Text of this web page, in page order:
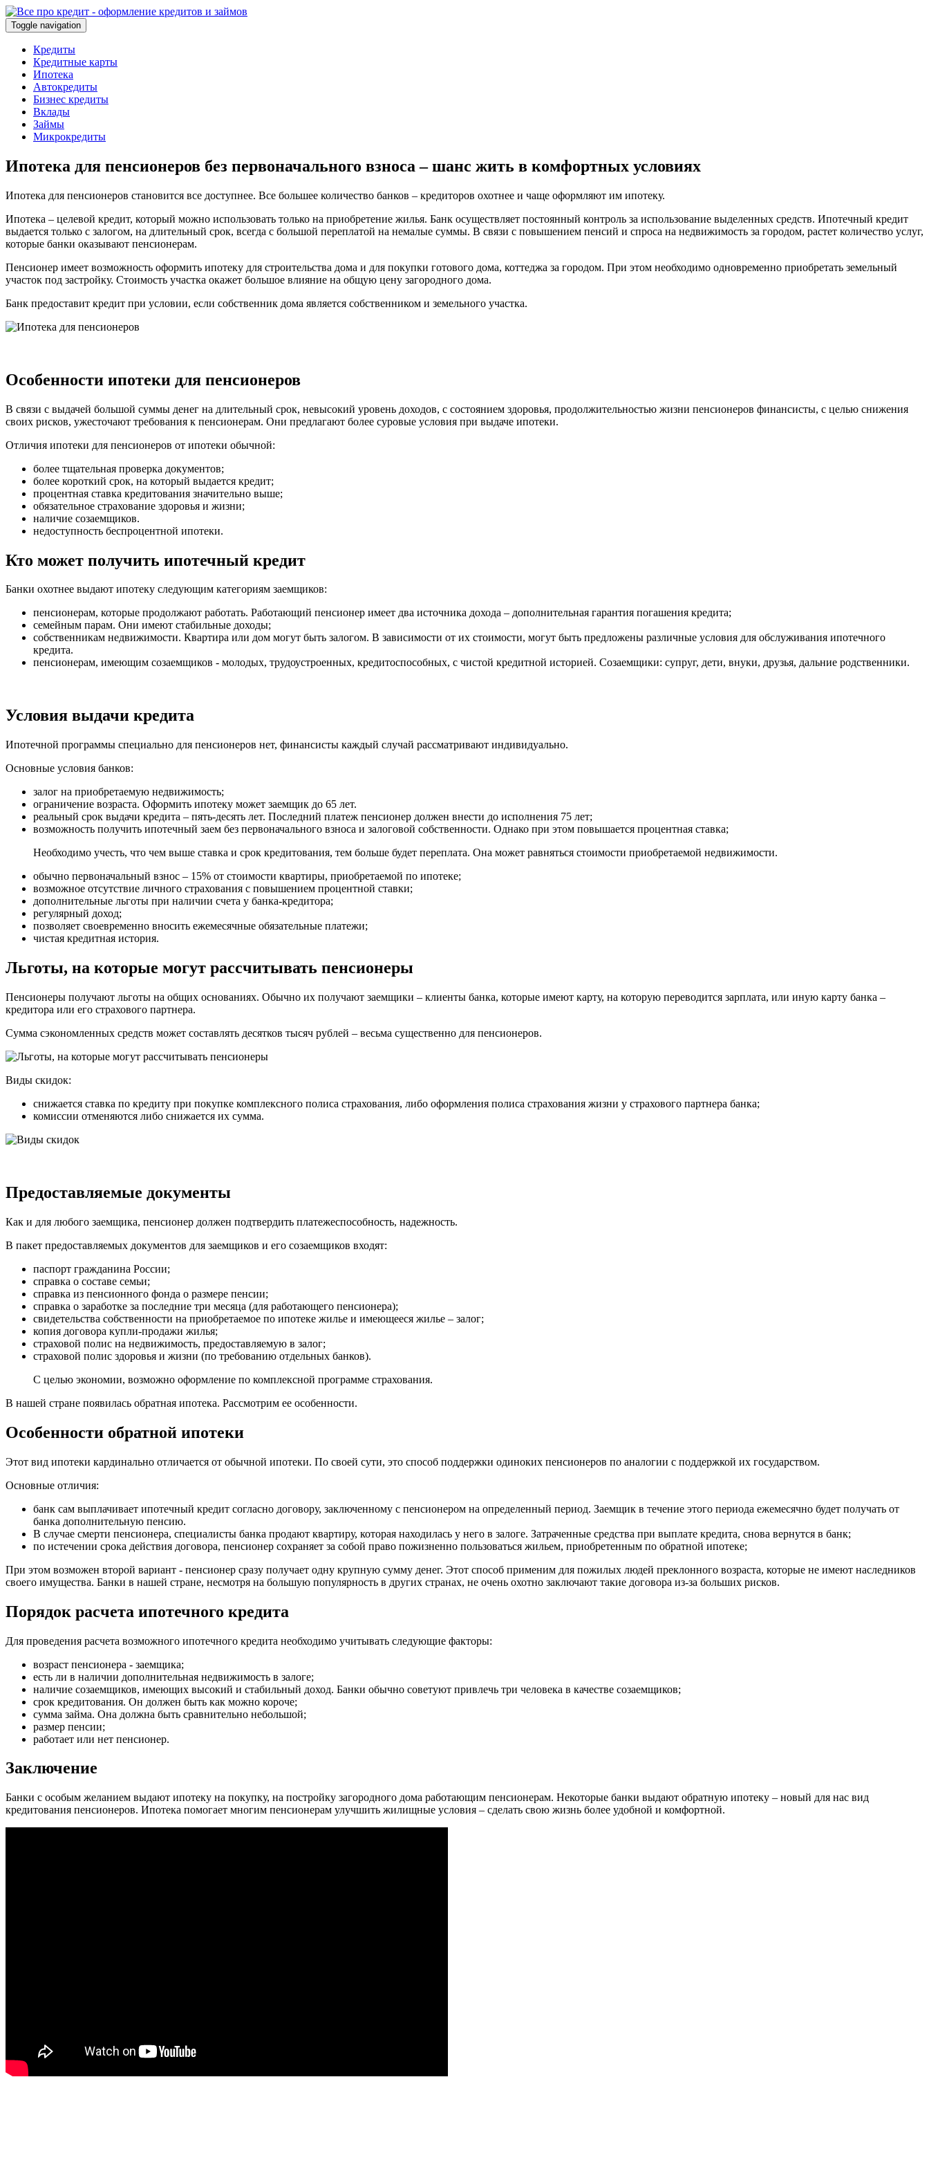
Toggle navigation
Кредиты
Кредитные карты
Ипотека
Автокредиты
Бизнес кредиты
Вклады
Займы
Микрокредиты
Ипотека для пенсионеров без первоначального взноса – шанс жить в комфортных условиях
Ипотека для пенсионеров становится все доступнее. Все большее количество банков – кредиторов охотнее и чаще оформляют им ипотеку.
Ипотека – целевой кредит, который можно использовать только на приобретение жилья. Банк осуществляет постоянный контроль за использование выделенных средств. Ипотечный кредит
выдается только с залогом, на длительный срок, всегда с большой переплатой на немалые суммы. В связи с повышением пенсий и спроса на недвижимость за городом, растет количество услуг,
которые банки оказывают пенсионерам.
Пенсионер имеет возможность оформить ипотеку для строительства дома и для покупки готового дома, коттеджа за городом. При этом необходимо одновременно приобретать земельный
участок под застройку. Стоимость участка окажет большое влияние на общую цену загородного дома.
Банк предоставит кредит при условии, если собственник дома является собственником и земельного участка.
Особенности ипотеки для пенсионеров
В связи с выдачей большой суммы денег на длительный срок, невысокий уровень доходов, с состоянием здоровья, продолжительностью жизни пенсионеров финансисты, с целью снижения
своих рисков, ужесточают требования к пенсионерам. Они предлагают более суровые условия при выдаче ипотеки.
Отличия ипотеки для пенсионеров от ипотеки обычной:
более тщательная проверка документов;
более короткий срок, на который выдается кредит;
процентная ставка кредитования значительно выше;
обязательное страхование здоровья и жизни;
наличие созаемщиков.
недоступность беспроцентной ипотеки.
Кто может получить ипотечный кредит
Банки охотнее выдают ипотеку следующим категориям заемщиков:
пенсионерам, которые продолжают работать. Работающий пенсионер имеет два источника дохода – дополнительная гарантия погашения кредита;
семейным парам. Они имеют стабильные доходы;
собственникам недвижимости. Квартира или дом могут быть залогом. В зависимости от их стоимости, могут быть предложены различные условия для обслуживания ипотечного
кредита.
пенсионерам, имеющим созаемщиков - молодых, трудоустроенных, кредитоспособных, с чистой кредитной историей. Созаемщики: супруг, дети, внуки, друзья, дальние родственники.
Условия выдачи кредита
Ипотечной программы специально для пенсионеров нет, финансисты каждый случай рассматривают индивидуально.
Основные условия банков:
залог на приобретаемую недвижимость;
ограничение возраста. Оформить ипотеку может заемщик до 65 лет.
реальный срок выдачи кредита – пять-десять лет. Последний платеж пенсионер должен внести до исполнения 75 лет;
возможность получить ипотечный заем без первоначального взноса и залоговой собственности. Однако при этом повышается процентная ставка;
Необходимо учесть, что чем выше ставка и срок кредитования, тем больше будет переплата. Она может равняться стоимости приобретаемой недвижимости.
обычно первоначальный взнос – 15% от стоимости квартиры, приобретаемой по ипотеке;
возможное отсутствие личного страхования с повышением процентной ставки;
дополнительные льготы при наличии счета у банка-кредитора;
регулярный доход;
позволяет своевременно вносить ежемесячные обязательные платежи;
чистая кредитная история.
Льготы, на которые могут рассчитывать пенсионеры
Пенсионеры получают льготы на общих основаниях. Обычно их получают заемщики – клиенты банка, которые имеют карту, на которую переводится зарплата, или иную карту банка –
кредитора или его страхового партнера.
Сумма сэкономленных средств может составлять десятков тысяч рублей – весьма существенно для пенсионеров.
Виды скидок:
снижается ставка по кредиту при покупке комплексного полиса страхования, либо оформления полиса страхования жизни у страхового партнера банка;
комиссии отменяются либо снижается их сумма.
Предоставляемые документы
Как и для любого заемщика, пенсионер должен подтвердить платежеспособность, надежность.
В пакет предоставляемых документов для заемщиков и его созаемщиков входят:
паспорт гражданина России;
справка о составе семьи;
справка из пенсионного фонда о размере пенсии;
справка о заработке за последние три месяца (для работающего пенсионера);
свидетельства собственности на приобретаемое по ипотеке жилье и имеющееся жилье – залог;
копия договора купли-продажи жилья;
страховой полис на недвижимость, предоставляемую в залог;
страховой полис здоровья и жизни (по требованию отдельных банков).
С целью экономии, возможно оформление по комплексной программе страхования.
В нашей стране появилась обратная ипотека. Рассмотрим ее особенности.
Особенности обратной ипотеки
Этот вид ипотеки кардинально отличается от обычной ипотеки. По своей сути, это способ поддержки одиноких пенсионеров по аналогии с поддержкой их государством.
Основные отличия:
банк сам выплачивает ипотечный кредит согласно договору, заключенному с пенсионером на определенный период. Заемщик в течение этого периода ежемесячно будет получать от
банка дополнительную пенсию.
В случае смерти пенсионера, специалисты банка продают квартиру, которая находилась у него в залоге. Затраченные средства при выплате кредита, снова вернутся в банк;
по истечении срока действия договора, пенсионер сохраняет за собой право пожизненно пользоваться жильем, приобретенным по обратной ипотеке;
При этом возможен второй вариант - пенсионер сразу получает одну крупную сумму денег. Этот способ применим для пожилых людей преклонного возраста, которые не имеют наследников
своего имущества. Банки в нашей стране, несмотря на большую популярность в других странах, не очень охотно заключают такие договора из-за больших рисков.
Порядок расчета ипотечного кредита
Для проведения расчета возможного ипотечного кредита необходимо учитывать следующие факторы:
возраст пенсионера - заемщика;
есть ли в наличии дополнительная недвижимость в залоге;
наличие созаемщиков, имеющих высокий и стабильный доход. Банки обычно советуют привлечь три человека в качестве созаемщиков;
срок кредитования. Он должен быть как можно короче;
сумма займа. Она должна быть сравнительно небольшой;
размер пенсии;
работает или нет пенсионер.
Заключение
Банки с особым желанием выдают ипотеку на покупку, на постройку загородного дома работающим пенсионерам. Некоторые банки выдают обратную ипотеку – новый для нас вид
кредитования пенсионеров. Ипотека помогает многим пенсионерам улучшить жилищные условия – сделать свою жизнь более удобной и комфортной.